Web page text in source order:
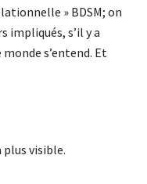
» BDSM; on
impliqués, s’il y a
s’entend. Et
plus visible.